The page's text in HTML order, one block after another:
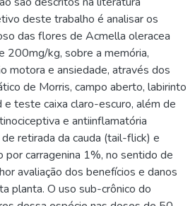
deste trabalho é analisar os
das flores de Acmella oleracea
200mg/kg, sobre a memória,
motora e ansiedade, através dos
de Morris, campo aberto, labirinto
teste caixa claro-escuro, além de
e antiinflamatória
retirada da cauda (tail-flick) e
por carragenina 1%, no sentido de
avaliação dos benefícios e danos
planta. O uso sub-crônico do